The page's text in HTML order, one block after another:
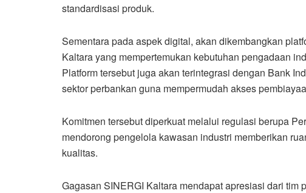
standardisasi produk.
Sementara pada aspek digital, akan dikembangkan
Kaltara yang mempertemukan kebutuhan pengadaan
Platform tersebut juga akan terintegrasi dengan Bank
sektor perbankan guna mempermudah akses
Komitmen tersebut diperkuat melalui regulasi berupa
mendorong pengelola kawasan industri memberikan
kualitas.
Gagasan SINERGI Kaltara mendapat apresiasi dari